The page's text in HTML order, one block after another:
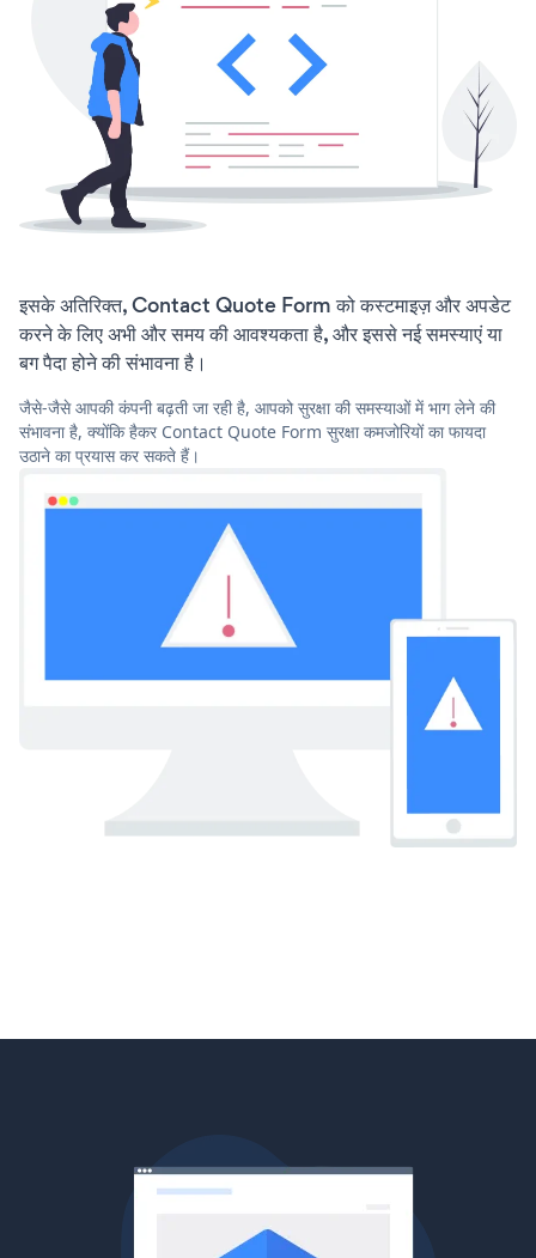
इसके अतिरिक्त, Contact Quote Form को कस्टमाइज़ और अपडेट
करने के लिए अभी और समय की आवश्यकता है, और इससे नई समस्याएं या
बग पैदा होने की संभावना है।
जैसे-जैसे आपकी कंपनी बढ़ती जा रही है, आपको सुरक्षा की समस्याओं में भाग लेने की
संभावना है, क्योंकि हैकर Contact Quote Form सुरक्षा कमजोरियों का फायदा
उठाने का प्रयास कर सकते हैं।